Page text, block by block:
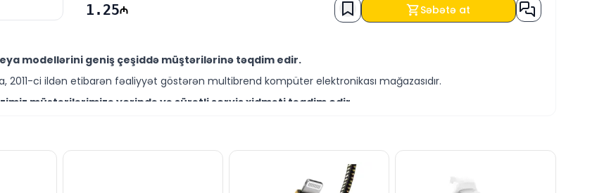
1.25 Səbətə at
modellərini geniş çeşiddə müştərilərinə təqdim edir.
2011-ci ildən etibarən fəaliyyət göstərən multibrend kompüter elektronikası mağazasıdır.
müştərilərimizə yerində və sürətli servis xidməti təqdim edir.
sərfəli qiymətə NƏĞD, KÖÇÜRMƏ həmçinin KREDİT şərtləri ilə əldə edə bilərsiniz.
bağlı suallarınızı saytımız vasitəsilə bizə yaza bilərsiniz.